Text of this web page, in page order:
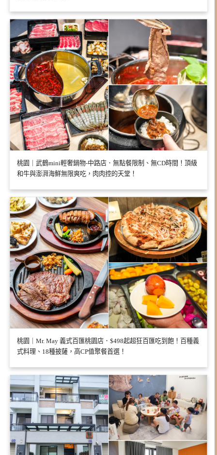
桃園｜武鶴mini輕奢鍋物-中路店．無點餐限制、無CD時間！頂級
和牛與澎湃海鮮無限爽吃，肉肉控的天堂！
桃園｜Mr. May 義式百匯桃園店．$498起超狂百匯吃到飽！百種義
式料理、18種披薩，高CP值聚餐首選！